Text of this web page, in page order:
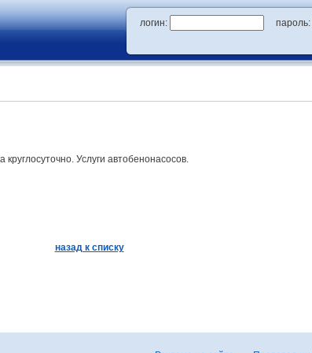
логин: пароль:
Услуги автобенонасосов.
назад к списку